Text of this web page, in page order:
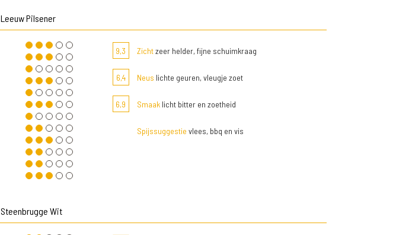
Leeuw Pilsener
9,3 Zichtzeer helder, fijne schuimkraag
6,4 Neus lichte geuren, vleugje zoet
6,9 Smaaklicht bitter en zoetheid
Spijssuggestie vlees, bbq en vis
Steenbrugge Wit